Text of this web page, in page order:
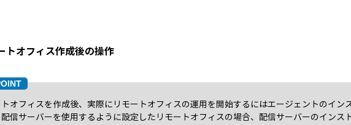
トオフィス作成後の操作
オフィスを作成後、実際にリモートオフィスの運用を開始するにはエージェントのイン
信サーバーを使用するように設定したリモートオフィスの場合、配信サーバーのインス